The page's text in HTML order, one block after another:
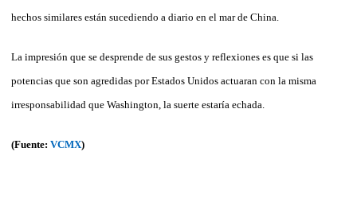
hechos similares están sucediendo a diario en el mar de China.
La impresión que se desprende de sus gestos y reflexiones es que si las
potencias que son agredidas por Estados Unidos actuaran con la misma
irresponsabilidad que Washington, la suerte estaría echada.
(Fuente: VCMX)